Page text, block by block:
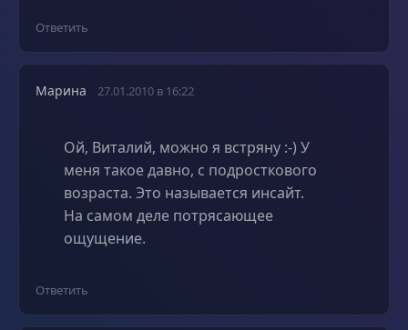
Ответить
Марина 27.01.2010 в 16:22
Ой, Виталий, можно я встряну :-) У
меня такое давно, с подросткового
возраста. Это называется инсайт.
На самом деле потрясающее
ощущение.
Ответить